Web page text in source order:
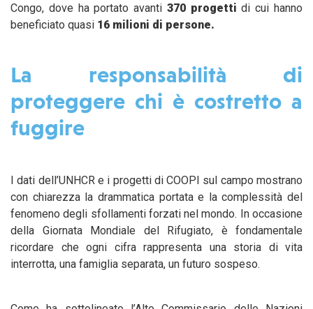
Congo, dove ha portato avanti 370 progetti di cui hanno
beneficiato quasi 16 milioni di persone.
La responsabilità di
proteggere chi è costretto a
fuggire
I dati dell’UNHCR e i progetti di COOPI sul campo mostrano
con chiarezza la drammatica portata e la complessità del
fenomeno degli sfollamenti forzati nel mondo. In occasione
della Giornata Mondiale del Rifugiato, è fondamentale
ricordare che ogni cifra rappresenta una storia di vita
interrotta, una famiglia separata, un futuro sospeso.